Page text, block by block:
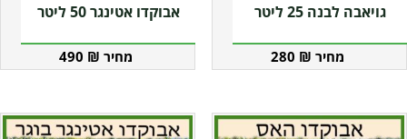
גויאבה לבנה 25 ליטר
280 ₪
אבוקדו אטינגר 50 ליטר
490 ₪